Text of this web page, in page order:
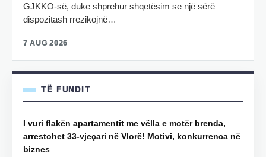
GJKKO-së, duke shprehur shqetësim se një sërë
dispozitash rrezikojnë…
7 AUG 2026
TË FUNDIT
I vuri flakën apartamentit me vëlla e motër brenda,
arrestohet 33-vjeçari në Vlorë! Motivi, konkurrenca në
biznes